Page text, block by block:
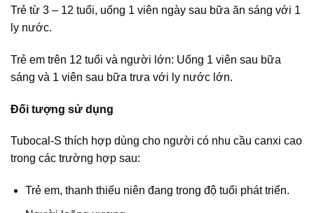
Trẻ từ 3 – 12 tuổi, uống 1 viên ngày sau bữa ăn sáng với 1
ly nước.
Trẻ em trên 12 tuổi và người lớn: Uống 1 viên sau bữa
sáng và 1 viên sau bữa trưa với ly nước lớn.
Đối tượng sử dụng
Tubocal-S thích hợp dùng cho người có nhu cầu canxi cao
trong các trường hợp sau:
Trẻ em, thanh thiếu niên đang trong độ tuổi phát triển.